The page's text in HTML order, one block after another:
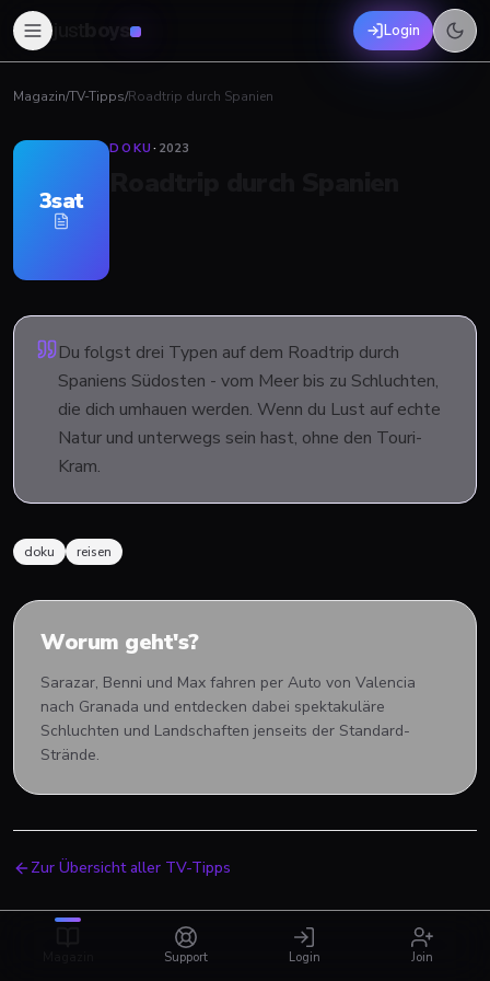
boys Login
Magazin/TV-Tipps/Roadtrip durch Spanien
3sat
DOKU· 2023
Du folgst drei Typen auf dem Roadtrip durch
Spaniens Südosten - vom Meer bis zu Schluchten,
die dich umhauen werden. Wenn du Lust auf echte
Natur und unterwegs sein hast, ohne den Touri-
Kram.
doku reisen
Worum geht's?
Sarazar, Benni und Max fahren per Auto von Valencia
nach Granada und entdecken dabei spektakuläre
Schluchten und Landschaften jenseits der Standard-
Strände.
Zur Übersicht aller TV-Tipps
Support Login Join